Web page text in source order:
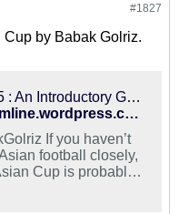
#1827
by Babak Golriz.
Asian Cup 2015 : An Introductory Guide
http://notbottomline.wordpress.com/2015/01/01/asian-cup-2015-an-introductory-guide/
If you haven’t
football closely,
Cup is probably